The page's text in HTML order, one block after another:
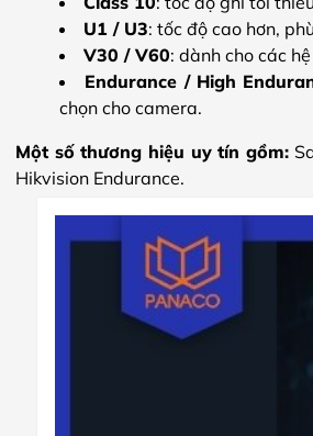
U1 / U3: tốc độ cao hơn,
V30 / V60: dành cho các
Endurance / High
chọn cho camera.
Một số thương hiệu uy tín gồm:
Hikvision Endurance.